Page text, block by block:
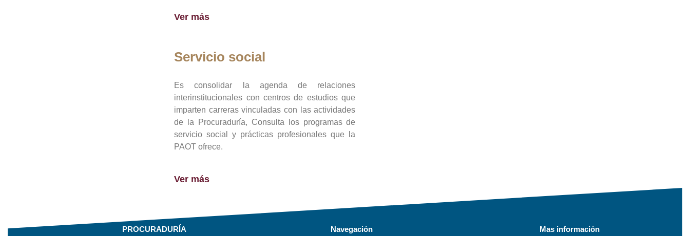
Ver más
Servicio social
Es consolidar la agenda de relaciones
interinstitucionales con centros de estudios que
imparten carreras vinculadas con las actividades
de la Procuraduría, Consulta los programas de
servicio social y prácticas profesionales que la
PAOT ofrece.
Ver más
PROCURADURÍA Navegación Mas información